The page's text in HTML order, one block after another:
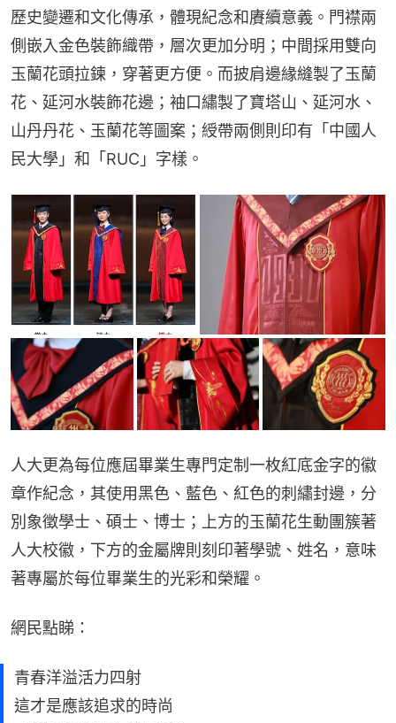
歷史變遷和文化傳承，體現紀念和賡續意義。門襟兩
側嵌入金色裝飾織帶，層次更加分明；中間採用雙向
玉蘭花頭拉鍊，穿著更方便。而披肩邊緣縫製了玉蘭
花、延河水裝飾花邊；袖口繡製了寶塔山、延河水、
山丹丹花、玉蘭花等圖案；綬帶兩側則印有「中國人
民大學」和「RUC」字樣。
人大更為每位應屆畢業生專門定制一枚紅底金字的徽
章作紀念，其使用黑色、藍色、紅色的刺繡封邊，分
別象徵學士、碩士、博士；上方的玉蘭花生動團簇著
人大校徽，下方的金屬牌則刻印著學號、姓名，意味
著專屬於每位畢業生的光彩和榮耀。
網民點睇：
青春洋溢活力四射
這才是應該追求的時尚